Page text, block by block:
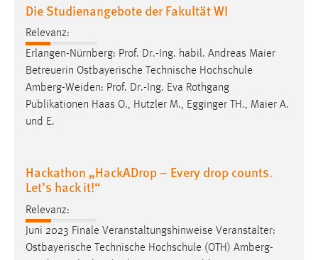
Die Studienangebote der Fakultät WI
Relevanz:
Erlangen-Nürnberg: Prof. Dr.-Ing. habil. Andreas Maier
Betreuerin Ostbayerische Technische Hochschule
Amberg-Weiden: Prof. Dr.-Ing. Eva Rothgang
Publikationen Haas O., Hutzler M., Egginger TH., Maier A.
und E.
Hackathon „HackADrop – Every drop counts.
Let’s hack it!“
Relevanz:
Juni 2023 Finale Veranstaltungshinweise Veranstalter:
Ostbayerische Technische Hochschule (OTH) Amberg-